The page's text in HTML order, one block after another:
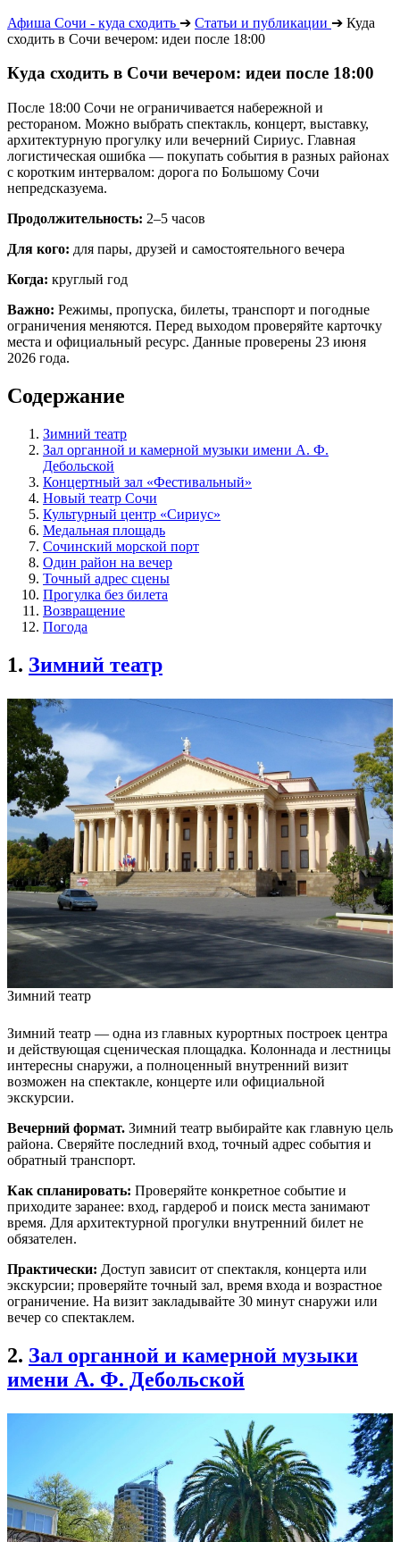
Афиша Сочи - куда сходить ➔ Статьи и публикации ➔ Куда
сходить в Сочи вечером: идеи после 18:00
Куда сходить в Сочи вечером: идеи после 18:00
После 18:00 Сочи не ограничивается набережной и
рестораном. Можно выбрать спектакль, концерт, выставку,
архитектурную прогулку или вечерний Сириус. Главная
логистическая ошибка — покупать события в разных районах
с коротким интервалом: дорога по Большому Сочи
непредсказуема.
Продолжительность: 2–5 часов
Для кого: для пары, друзей и самостоятельного вечера
Когда: круглый год
Важно: Режимы, пропуска, билеты, транспорт и погодные
ограничения меняются. Перед выходом проверяйте карточку
места и официальный ресурс. Данные проверены 23 июня
2026 года.
Содержание
Зимний театр
Зал органной и камерной музыки имени А. Ф.
Дебольской
Концертный зал «Фестивальный»
Новый театр Сочи
Культурный центр «Сириус»
Медальная площадь
Сочинский морской порт
Один район на вечер
Точный адрес сцены
Прогулка без билета
Возвращение
Погода
1. Зимний театр
Зимний театр
Зимний театр — одна из главных курортных построек центра
и действующая сценическая площадка. Колоннада и лестницы
интересны снаружи, а полноценный внутренний визит
возможен на спектакле, концерте или официальной
экскурсии.
Вечерний формат. Зимний театр выбирайте как главную цель
района. Сверяйте последний вход, точный адрес события и
обратный транспорт.
Как спланировать: Проверяйте конкретное событие и
приходите заранее: вход, гардероб и поиск места занимают
время. Для архитектурной прогулки внутренний билет не
обязателен.
Практически: Доступ зависит от спектакля, концерта или
экскурсии; проверяйте точный зал, время входа и возрастное
ограничение. На визит закладывайте 30 минут снаружи или
вечер со спектаклем.
2. Зал органной и камерной музыки
имени А. Ф. Дебольской